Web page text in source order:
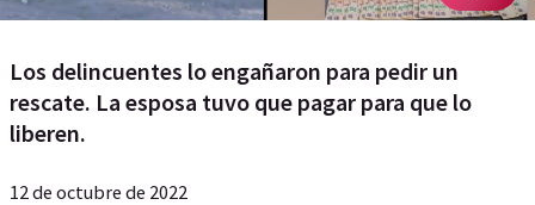
Los delincuentes lo engañaron para pedir un
rescate. La esposa tuvo que pagar para que lo
liberen.
12 de octubre de 2022